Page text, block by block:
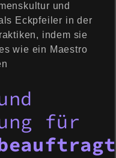
und
Eckpfeiler in der
indem sie
wie ein Maestro
für